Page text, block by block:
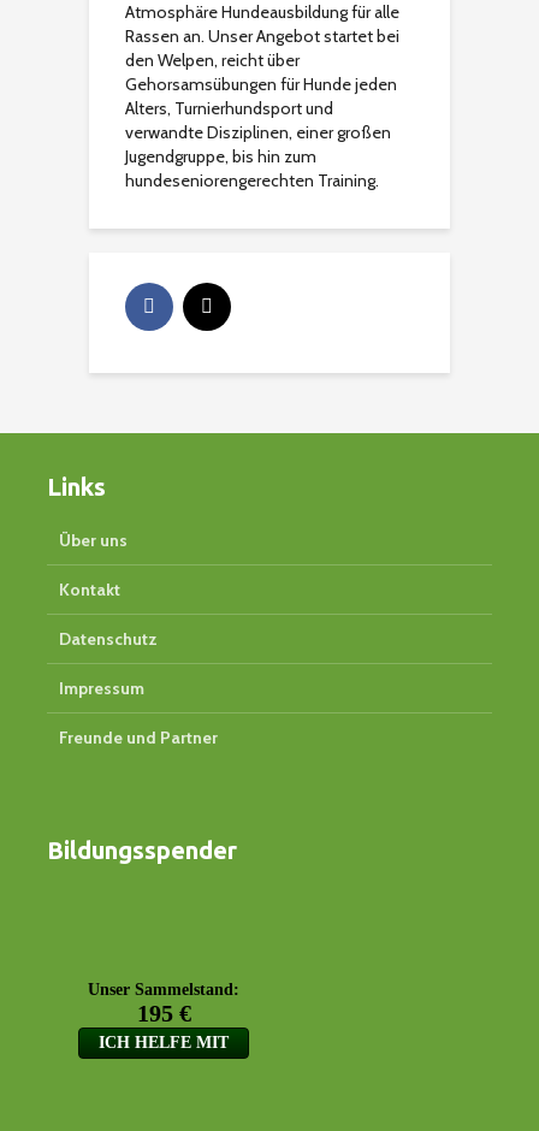
Atmosphäre Hundeausbildung für alle
Rassen an. Unser Angebot startet bei
den Welpen, reicht über
Gehorsamsübungen für Hunde jeden
Alters, Turnierhundsport und
verwandte Disziplinen, einer großen
Jugendgruppe, bis hin zum
hundeseniorengerechten Training.
Links
Über uns
Kontakt
Datenschutz
Impressum
Freunde und Partner
Bildungsspender